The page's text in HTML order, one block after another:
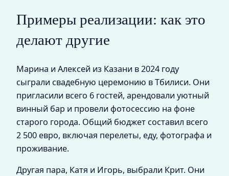
Примеры реализации: как это
делают другие
Марина и Алексей из Казани в 2024 году
сыграли свадебную церемонию в Тбилиси. Они
пригласили всего 6 гостей, арендовали уютный
винный бар и провели фотосессию на фоне
старого города. Общий бюджет составил всего
2 500 евро, включая перелеты, еду, фотографа и
проживание.
Другая пара, Катя и Игорь, выбрали Крит. Они